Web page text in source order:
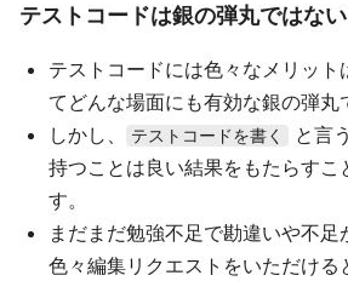
テストコードは銀の弾丸ではない
テストコードには色々なメリット
てどんな場面にも有効な銀の弾丸
しかし、
テストコードを書く
と言
持つことは良い結果をもたらすこ
す。
まだまだ勉強不足で勘違いや不
色々編集リクエストをいただける